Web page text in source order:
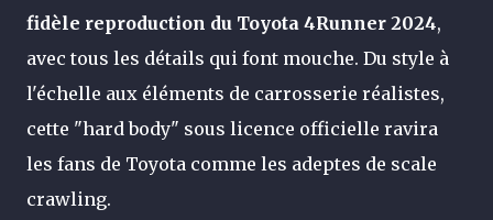
fidèle reproduction du Toyota 4Runner 2024,
avec tous les détails qui font mouche. Du style à
l'échelle aux éléments de carrosserie réalistes,
cette "hard body" sous licence officielle ravira
les fans de Toyota comme les adeptes de scale
crawling.